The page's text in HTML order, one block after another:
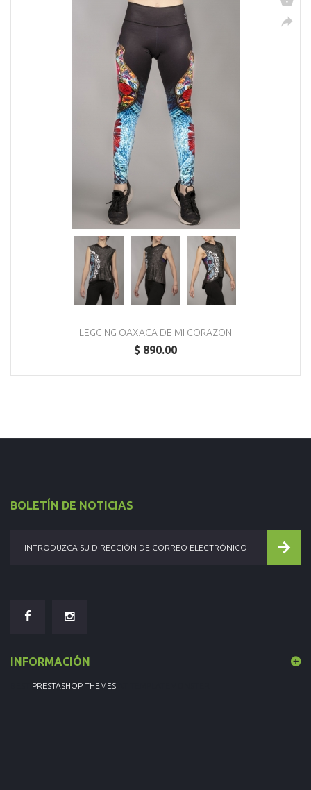
LEGGING OAXACA DE MI CORAZON
$ 890.00
BOLETÍN DE NOTICIAS
INFORMACIÓN
PRESTASHOP THEMES